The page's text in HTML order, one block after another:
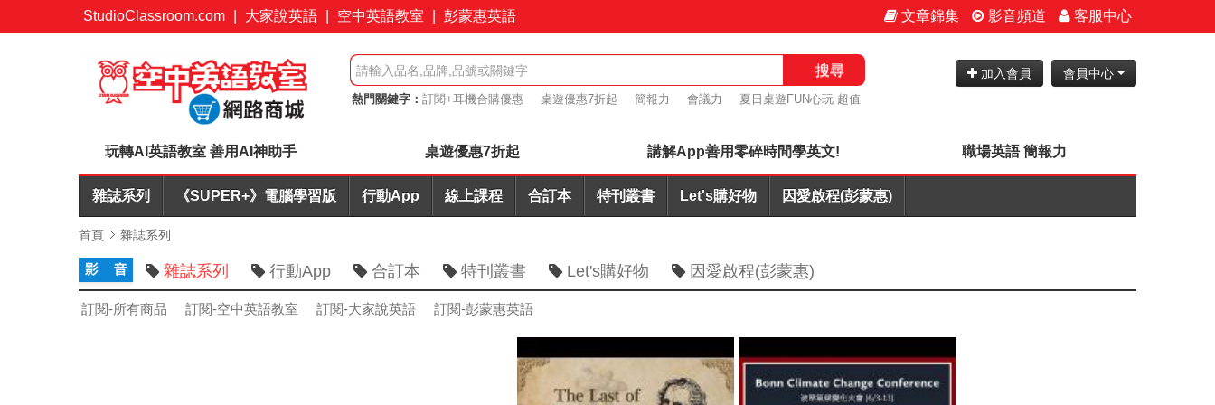
StudioClassroom.com 大家說英語 空中英語教室 彭蒙惠英語 文章錦集 影音頻道 客服中心
搜尋
熱門關鍵字： 訂閱+耳機合購優惠 桌遊優惠7折起 簡報力 會議力
夏日桌遊FUN心玩 超值
加入會員 會員中心
玩轉AI英語教室 善用AI神助手 桌遊優惠7折起 講解App善用零碎時間學英文! 職場英語 簡報力
雜誌系列 《SUPER+》電腦學習版 行動App 線上課程 合訂本 特刊叢書 Let's購好物 因愛啟程(彭蒙惠)
首頁 雜誌系列
雜誌系列 行動App 合訂本 特刊叢書 Let's購好物 因愛啟程(彭蒙惠)
訂閱-所有商品 訂閱-空中英語教室 訂閱-大家說英語 訂閱-彭蒙惠英語